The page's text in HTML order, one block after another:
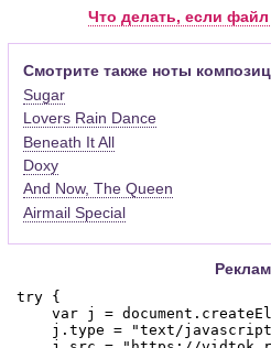
Что делать, если
Смотрите также ноты
Sugar
Lovers Rain Dance
Beneath It All
Doxy
And Now, The Queen
Airmail Special